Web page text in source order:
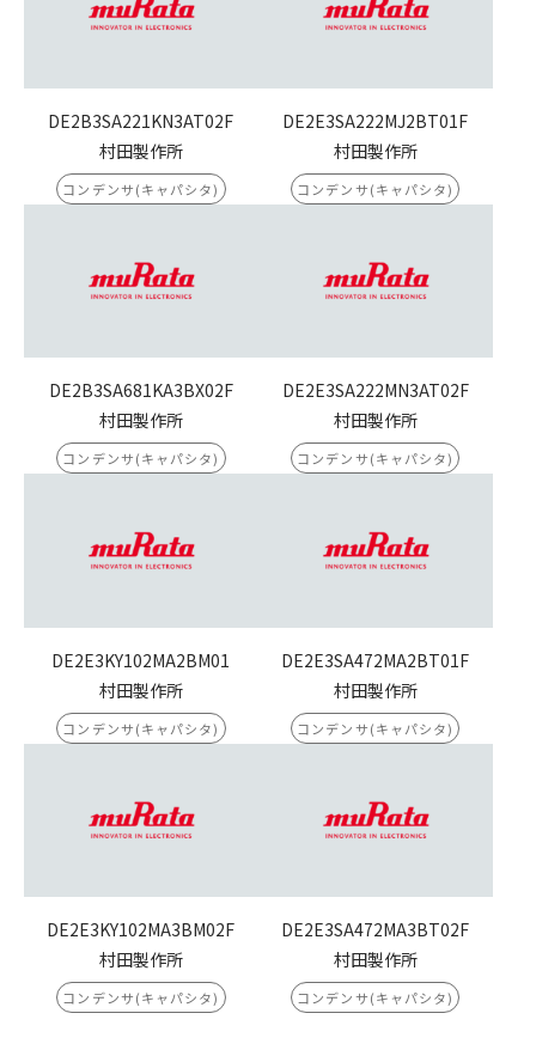
DE2B3SA221KN3AT02F
村田製作所
コンデンサ(キャパシタ)
DE2E3SA222MJ2BT01F
村田製作所
コンデンサ(キャパシタ)
DE2B3SA681KA3BX02F
村田製作所
コンデンサ(キャパシタ)
DE2E3SA222MN3AT02F
村田製作所
コンデンサ(キャパシタ)
DE2E3KY102MA2BM01
村田製作所
コンデンサ(キャパシタ)
DE2E3SA472MA2BT01F
村田製作所
コンデンサ(キャパシタ)
DE2E3KY102MA3BM02F
村田製作所
コンデンサ(キャパシタ)
DE2E3SA472MA3BT02F
村田製作所
コンデンサ(キャパシタ)